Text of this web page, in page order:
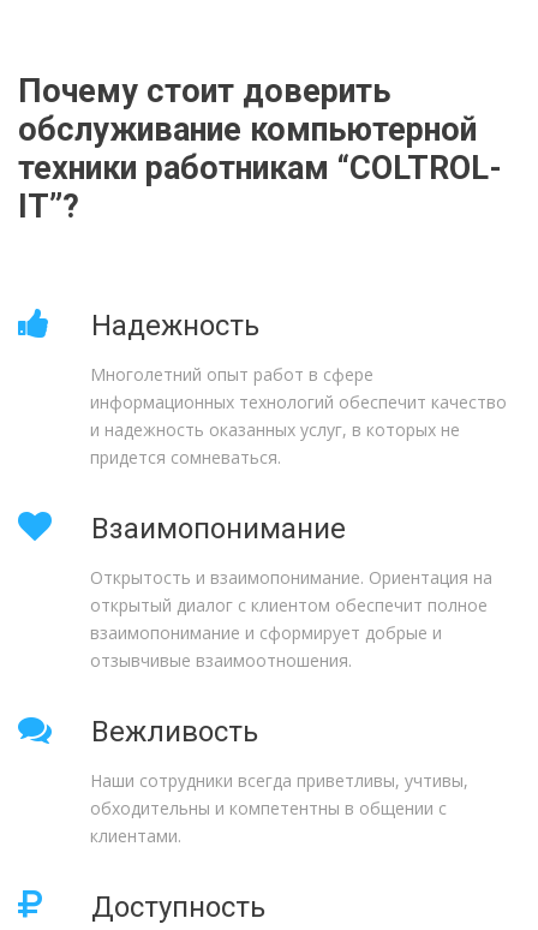
Почему стоит доверить
обслуживание компьютерной
техники работникам “COLTROL-
IT”?
Надежность
Многолетний опыт работ в сфере
информационных технологий обеспечит качество
и надежность оказанных услуг, в которых не
придется сомневаться.
Взаимопонимание
Открытость и взаимопонимание. Ориентация на
открытый диалог с клиентом обеспечит полное
взаимопонимание и сформирует добрые и
отзывчивые взаимоотношения.
Вежливость
Наши сотрудники всегда приветливы, учтивы,
обходительны и компетентны в общении с
клиентами.
Доступность